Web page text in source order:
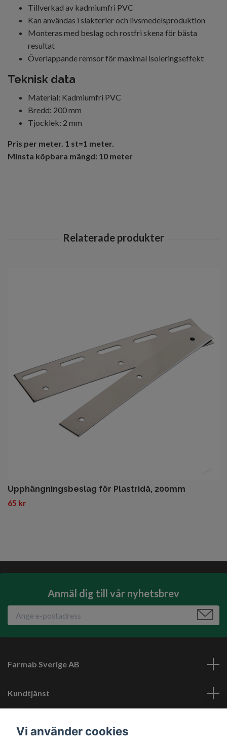
Tillverkad av kadmiumfri PVC
Kan användas i slakterier och livsmedelsproduktion
Monteras med beslag och rostfri skena för bästa
resultat
Överlappande remsor för maximal isoleringseffekt
Teknisk data
Material: Kadmiumfri PVC
Bredd: 200 mm
Tjocklek: 2 mm
Pris per meter. 1 st=1 meter.
Minsta köpbara mängd: 10 meter
Upphängningsbeslag för Plastridå, 200mm
65 kr
Anmäl dig till vår nyhetsbrev
Farmab Sverige AB
Kundtjänst
Vi använder cookies